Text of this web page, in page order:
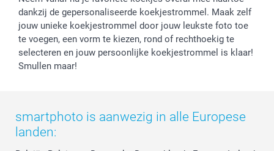
Reviews
Prijslijst
Investor Relations
service@smartphoto.nl
Affiliate partnerprogramma
Partnerships
Influencer partnerprogramma
Huwelijk
dankzij de gepersonaliseerde koekjestrommel. Maak zelf
jouw unieke koekjestrommel door jouw leukste foto toe
te voegen, een vorm te kiezen, rond of rechthoekig te
selecteren en jouw persoonlijke koekjestrommel is klaar!
Smullen maar!
smartphoto is aanwezig in alle Europese
landen: